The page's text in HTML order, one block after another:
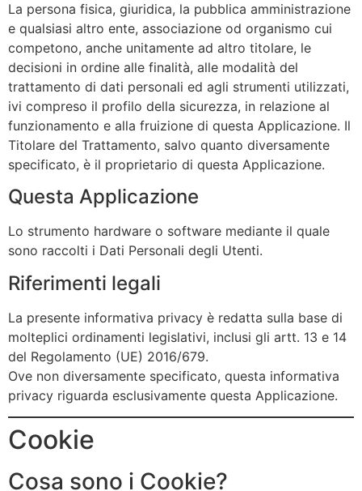
La persona fisica, giuridica, la pubblica amministrazione
e qualsiasi altro ente, associazione od organismo cui
competono, anche unitamente ad altro titolare, le
decisioni in ordine alle finalità, alle modalità del
trattamento di dati personali ed agli strumenti utilizzati,
ivi compreso il profilo della sicurezza, in relazione al
funzionamento e alla fruizione di questa Applicazione. Il
Titolare del Trattamento, salvo quanto diversamente
specificato, è il proprietario di questa Applicazione.
Questa Applicazione
Lo strumento hardware o software mediante il quale
sono raccolti i Dati Personali degli Utenti.
Riferimenti legali
La presente informativa privacy è redatta sulla base di
molteplici ordinamenti legislativi, inclusi gli artt. 13 e 14
del Regolamento (UE) 2016/679.
Ove non diversamente specificato, questa informativa
privacy riguarda esclusivamente questa Applicazione.
Cookie
Cosa sono i Cookie?